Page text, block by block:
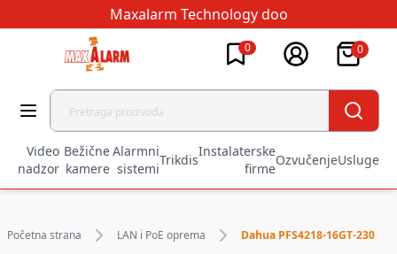
Maxalarm Technology doo
0 0
Video
nadzor
Bežične
kamere
Alarmni
sistemi
Trikdis
Instalaterske
firme
OzvučenjeUsluge
Početna strana LAN i PoE oprema Dahua PFS4218-16GT-230